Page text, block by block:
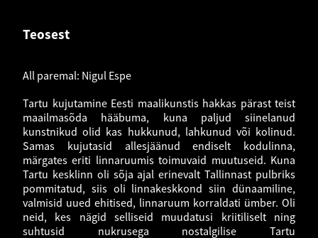
Teosest
All paremal: Nigul Espe
Tartu kujutamine Eesti maalikunstis hakkas pärast teist
maailmasõda hääbuma, kuna paljud siinelanud
kunstnikud olid kas hukkunud, lahkunud või kolinud.
Samas kujutasid allesjäänud endiselt kodulinna,
märgates eriti linnaruumis toimuvaid muutuseid. Kuna
Tartu kesklinn oli sõja ajal erinevalt Tallinnast pulbriks
pommitatud, siis oli linnakeskkond siin dünaamiline,
valmisid uued ehitised, linnaruum korraldati ümber. Oli
neid, kes nägid selliseid muudatusi kriitiliselt ning
suhtusid nukrusega nostalgilise Tartu